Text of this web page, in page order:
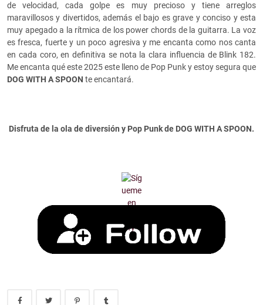
de velocidad, cada golpe es muy precioso y tiene arreglos
maravillosos y divertidos, además el bajo es grave y conciso y esta
muy apegado a la rítmica de los power chords de la guitarra. La voz
es fresca, fuerte y un poco agresiva y me encanta como nos canta
en cada coro, en definitiva se nota la clara influencia de Blink 182.
Me encanta qué este 2025 este lleno de Pop Punk y estoy segura que
DOG WITH A SPOON te encantará.
Disfruta de la ola de diversión y Pop Punk de DOG WITH A SPOON.